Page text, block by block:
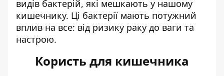
видів бактерій, які мешкають у нашому
кишечнику. Ці бактерії мають потужний
вплив на все: від ризику раку до ваги та
настрою.
Користь для кишечника